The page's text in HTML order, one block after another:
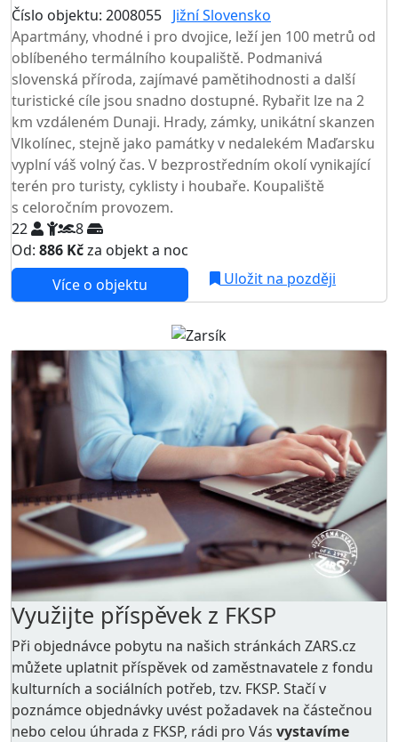
Číslo objektu: 2008055 Jižní Slovensko
Apartmány, vhodné i pro dvojice, leží jen 100 metrů od
oblíbeného termálního koupaliště. Podmanivá
slovenská příroda, zajímavé pamětihodnosti a další
turistické cíle jsou snadno dostupné. Rybařit lze na 2
km vzdáleném Dunaji. Hrady, zámky, unikátní skanzen
Vlkolínec, stejně jako památky v nedalekém Maďarsku
vyplní váš volný čas. V bezprostředním okolí vynikající
terén pro turisty, cyklisty i houbaře. Koupaliště
s celoročním provozem.
22
8
Od: 886 Kčza objekt a noc
Více o objektu
Uložit na později
Využijte příspěvek z FKSP
Při objednávce pobytu na našich stránkách ZARS.cz
můžete uplatnit příspěvek od zaměstnavatele z fondu
kulturních a sociálních potřeb, tzv. FKSP. Stačí v
poznámce objednávky uvést požadavek na částečnou
nebo celou úhrada z FKSP, rádi pro Vás vystavíme